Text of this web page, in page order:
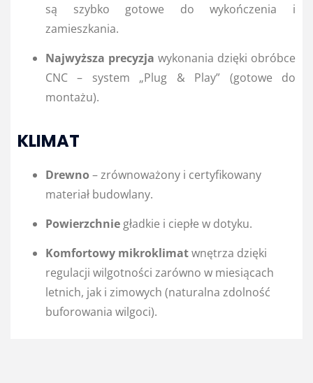
są szybko gotowe do wykończenia i
zamieszkania.
Najwyższa precyzja wykonania dzięki obróbce
CNC – system „Plug & Play” (gotowe do
montażu).
KLIMAT
Drewno – zrównoważony i certyfikowany
materiał budowlany.
Powierzchnie gładkie i ciepłe w dotyku.
Komfortowy mikroklimatwnętrza dzięki
regulacji wilgotności zarówno w miesiącach
letnich, jak i zimowych (naturalna zdolność
buforowania wilgoci).